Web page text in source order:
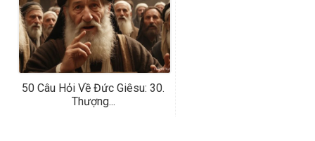
50 Câu Hỏi Về Đức Giêsu: 30.
Thượng...